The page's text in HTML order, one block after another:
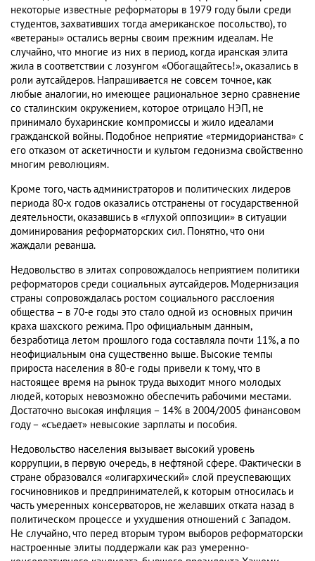
некоторые известные реформаторы в 1979 году были среди
студентов, захвативших тогда американское посольство), то
«ветераны» остались верны своим прежним идеалам. Не
случайно, что многие из них в период, когда иранская элита
жила в соответствии с лозунгом «Обогащайтесь!», оказались в
роли аутсайдеров. Напрашивается не совсем точное, как
любые аналогии, но имеющее рациональное зерно сравнение
со сталинским окружением, которое отрицало НЭП, не
принимало бухаринские компромиссы и жило идеалами
гражданской войны. Подобное неприятие «термидорианства» с
его отказом от аскетичности и культом гедонизма свойственно
многим революциям.
Кроме того, часть администраторов и политических лидеров
периода 80-х годов оказались отстранены от государственной
деятельности, оказавшись в «глухой оппозиции» в ситуации
доминирования реформаторских сил. Понятно, что они
жаждали реванша.
Недовольство в элитах сопровождалось неприятием политики
реформаторов среди социальных аутсайдеров. Модернизация
страны сопровождалась ростом социального расслоения
общества – в 70-е годы это стало одной из основных причин
краха шахского режима. Про официальным данным,
безработица летом прошлого года составляла почти 11%, а по
неофициальным она существенно выше. Высокие темпы
прироста населения в 80-е годы привели к тому, что в
настоящее время на рынок труда выходит много молодых
людей, которых невозможно обеспечить рабочими местами.
Достаточно высокая инфляция – 14% в 2004/2005 финансовом
году – «съедает» невысокие зарплаты и пособия.
Недовольство населения вызывает высокий уровень
коррупции, в первую очередь, в нефтяной сфере. Фактически в
стране образовался «олигархический» слой преуспевающих
госчиновников и предпринимателей, к которым относилась и
часть умеренных консерваторов, не желавших отката назад в
политическом процессе и ухудшения отношений с Западом.
Не случайно, что перед вторым туром выборов реформаторски
настроенные элиты поддержали как раз умеренно-